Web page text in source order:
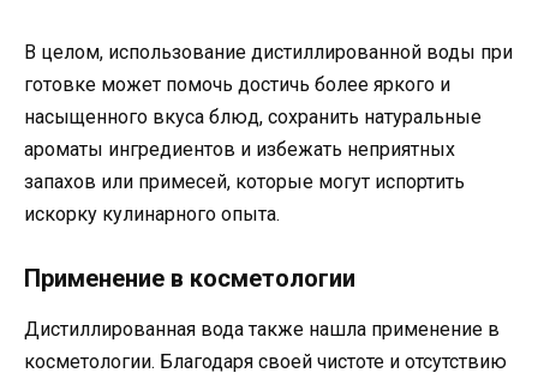
В целом, использование дистиллированной воды при
готовке может помочь достичь более яркого и
насыщенного вкуса блюд, сохранить натуральные
ароматы ингредиентов и избежать неприятных
запахов или примесей, которые могут испортить
искорку кулинарного опыта.
Применение в косметологии
Дистиллированная вода также нашла применение в
косметологии. Благодаря своей чистоте и отсутствию